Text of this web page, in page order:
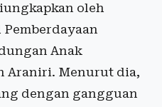
oleh
Anak
Araniri. Menurut dia,
dengan gangguan